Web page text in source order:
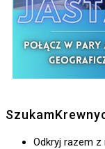
Odkryj razem